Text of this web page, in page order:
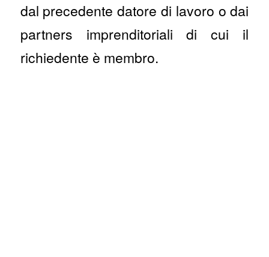
dal precedente datore di lavoro o dai
partners imprenditoriali di cui il
richiedente è membro.